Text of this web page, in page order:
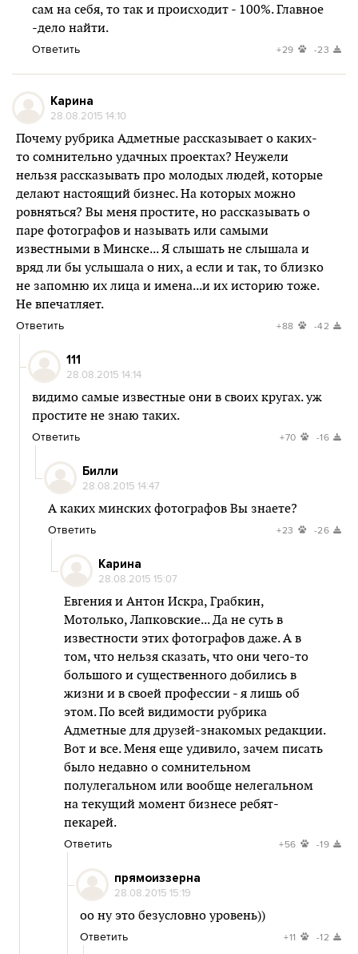
сам на себя, то так и происходит - 100%. Главное
-дело найти.
Ответить +29 -23
Карина
28.08.2015 14:10
Почему рубрика Адметные рассказывает о каких-
то сомнительно удачных проектах? Неужели
нельзя рассказывать про молодых людей, которые
делают настоящий бизнес. На которых можно
ровняться? Вы меня простите, но рассказывать о
паре фотографов и называть или самыми
известными в Минске... Я слышать не слышала и
вряд ли бы услышала о них, а если и так, то близко
не запомню их лица и имена...и их историю тоже.
Не впечатляет.
Ответить +88 -42
111
28.08.2015 14:14
видимо самые известные они в своих кругах. уж
простите не знаю таких.
Ответить +70 -16
Билли
28.08.2015 14:47
А каких минских фотографов Вы знаете?
Ответить +23 -26
Карина
28.08.2015 15:07
Евгения и Антон Искра, Грабкин,
Мотолько, Лапковские... Да не суть в
известности этих фотографов даже. А в
том, что нельзя сказать, что они чего-то
большого и существенного добились в
жизни и в своей профессии - я лишь об
этом. По всей видимости рубрика
Адметные для друзей-знакомых редакции.
Вот и все. Меня еще удивило, зачем писать
было недавно о сомнительном
полулегальном или вообще нелегальном
на текущий момент бизнесе ребят-
пекарей.
Ответить +56 -19
прямоиззерна
28.08.2015 15:19
оо ну это безусловно уровень))
Ответить +11 -12